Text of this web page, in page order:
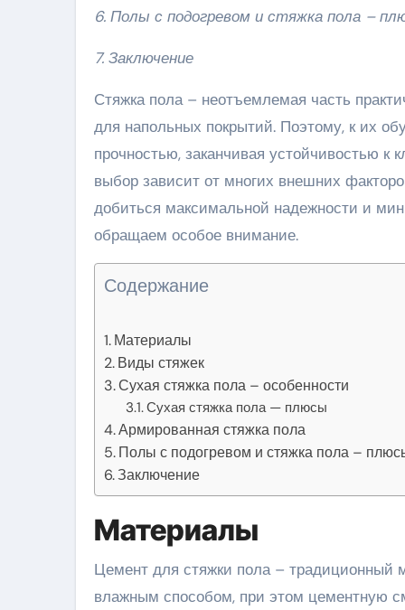
6. Полы с подогревом и стяжка пола –
7. Заключение
Стяжка пола – неотъемлемая часть
для напольных покрытий. Поэтому, к их
прочностью, заканчивая устойчивостью
выбор зависит от многих внешних
добиться максимальной надежности и
обращаем особое внимание.
Содержание
Материалы
Виды стяжек
Сухая стяжка пола – особенности
Сухая стяжка пола — плюсы
Армированная стяжка пола
Полы с подогревом и стяжка пола –
Заключение
Материалы
Цемент для стяжки пола – традиционный
влажным способом, при этом цементную